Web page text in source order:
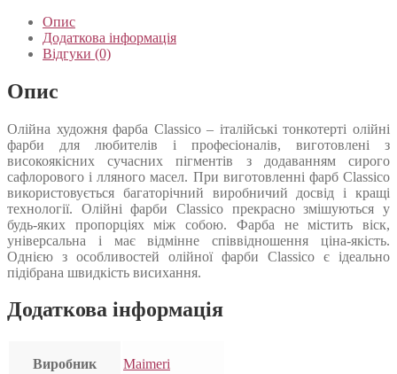
Опис
Додаткова інформація
Відгуки (0)
Опис
Олійна художня фарба Classico – італійські тонкотерті олійні
фарби для любителів і професіоналів, виготовлені з
високоякісних сучасних пігментів з додаванням сирого
сафлорового і лляного масел. При виготовленні фарб Classico
використовується багаторічний виробничий досвід і кращі
технології. Олійні фарби Classico прекрасно змішуються у
будь-яких пропорціях між собою. Фарба не містить віск,
універсальна і має відмінне співвідношення ціна-якість.
Однією з особливостей олійної фарби Classico є ідеально
підібрана швидкість висихання.
Додаткова інформація
Виробник Maimeri